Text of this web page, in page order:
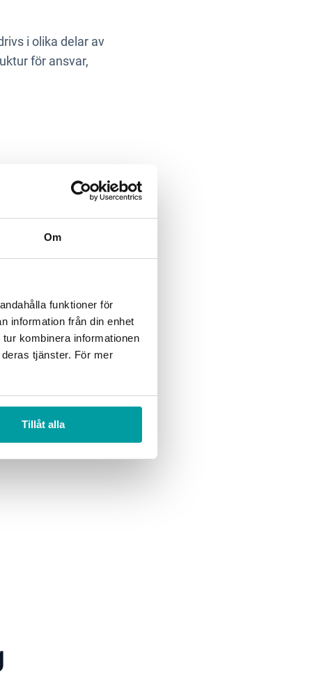
Om
funktioner för
information från din enhet
kombinera informationen
tjänster. För mer
Tillåt alla
i olika delar av
för ansvar,
eller